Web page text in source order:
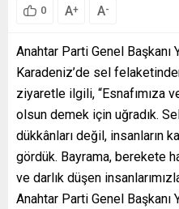
0 A+ A-
Anahtar Parti Genel Başkanı
Karadeniz’de sel
ziyaretle ilgili, “Esnafımıza
olsun demek için uğradık.
dükkânları değil, insanların
gördük. Bayrama, berekete
ve darlık düşen
Anahtar Parti Genel Başkanı